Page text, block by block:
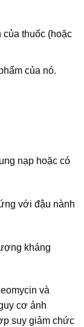
của thuốc (hoặc
của nó.
nạp hoặc có
với đậu nành
kháng
và
cơ ảnh
suy giảm chức